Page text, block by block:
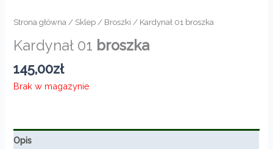
Strona główna / Sklep / Broszki / Kardynał 01 broszka
Kardynał 01 broszka
145,00zł
Brak w magazynie
Opis